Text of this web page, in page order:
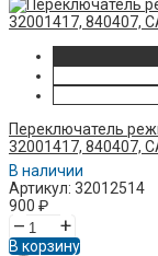
Переключатель
32001417, 840407,
В наличии
Артикул: 32012514
900 ₽
– +
В корзину